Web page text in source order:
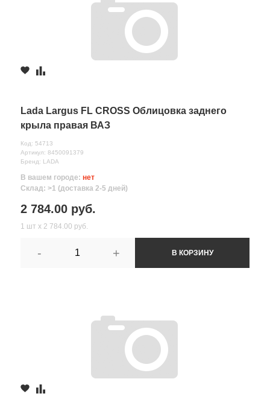
Lada Largus FL CROSS Облицовка заднего
крыла правая ВАЗ
Код: 54713
Артикул: 8450091379
Бренд: LADA
В вашем городе: нет
Склад: >1 (доставка 2-5 дней)
2 784.00 руб.
1 шт х 2 784.00 руб.
- + В КОРЗИНУ